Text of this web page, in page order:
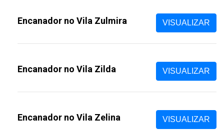
Encanador no Vila Zulmira VISUALIZAR
Encanador no Vila Zilda VISUALIZAR
Encanador no Vila Zelina VISUALIZAR